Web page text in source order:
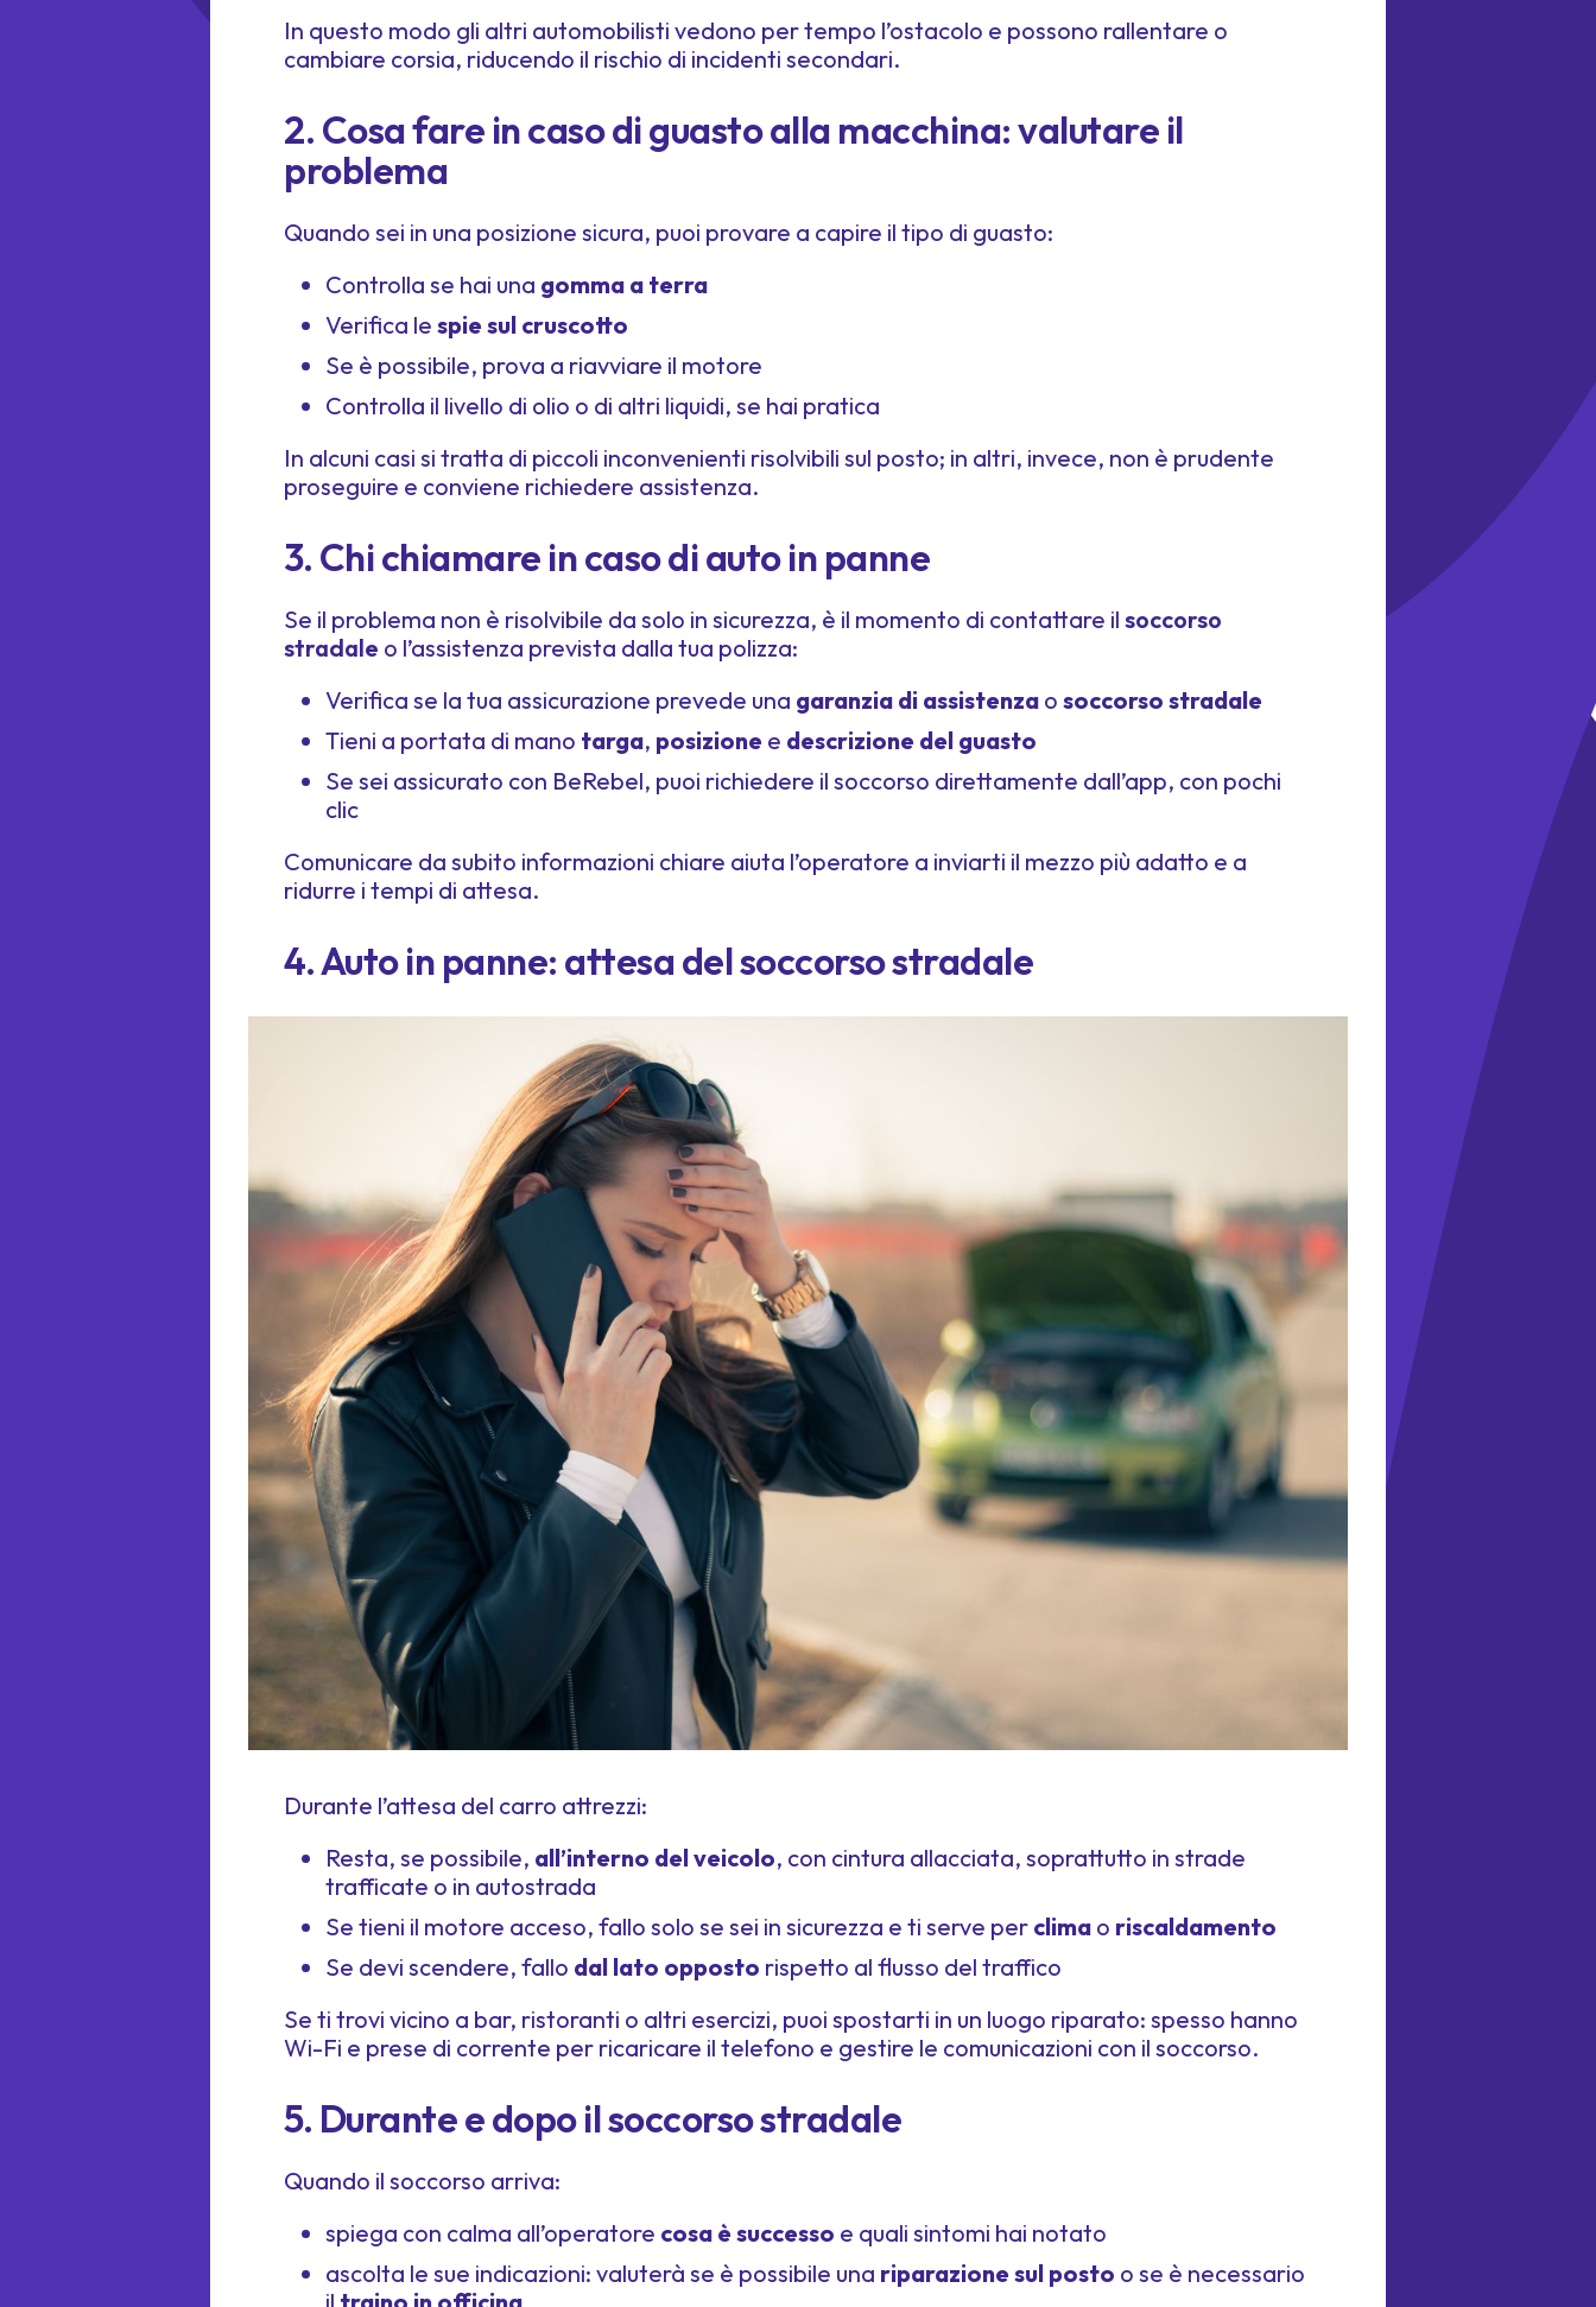
In questo modo gli altri automobilisti vedono per tempo l’ostacolo e possono rallentare o
cambiare corsia, riducendo il rischio di incidenti secondari.
2. Cosa fare in caso di guasto alla macchina: valutare il
problema
Quando sei in una posizione sicura, puoi provare a capire il tipo di guasto:
Controlla se hai una gomma a terra
Verifica le spie sul cruscotto
Se è possibile, prova a riavviare il motore
Controlla il livello di olio o di altri liquidi, se hai pratica
In alcuni casi si tratta di piccoli inconvenienti risolvibili sul posto; in altri, invece, non è prudente
proseguire e conviene richiedere assistenza.
3. Chi chiamare in caso di auto in panne
Se il problema non è risolvibile da solo in sicurezza, è il momento di contattare il soccorso
stradale o l’assistenza prevista dalla tua polizza:
Verifica se la tua assicurazione prevede una garanzia di assistenza o soccorso stradale
Tieni a portata di mano targa, posizione e descrizione del guasto
Se sei assicurato con BeRebel, puoi richiedere il soccorso direttamente dall’app, con pochi
clic
Comunicare da subito informazioni chiare aiuta l’operatore a inviarti il mezzo più adatto e a
ridurre i tempi di attesa.
4. Auto in panne: attesa del soccorso stradale
Durante l’attesa del carro attrezzi:
Resta, se possibile, all’interno del veicolo, con cintura allacciata, soprattutto in strade
trafficate o in autostrada
Se tieni il motore acceso, fallo solo se sei in sicurezza e ti serve per clima o riscaldamento
Se devi scendere, fallo dal lato opposto rispetto al flusso del traffico
Se ti trovi vicino a bar, ristoranti o altri esercizi, puoi spostarti in un luogo riparato: spesso hanno
Wi-Fi e prese di corrente per ricaricare il telefono e gestire le comunicazioni con il soccorso.
5. Durante e dopo il soccorso stradale
Quando il soccorso arriva:
spiega con calma all’operatore cosa è successo e quali sintomi hai notato
ascolta le sue indicazioni: valuterà se è possibile una riparazione sul posto o se è necessario